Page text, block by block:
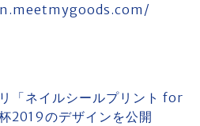
「ネイルシールプリント for
のデザインを公開